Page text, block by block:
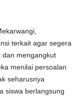
terkait agar segera
dan mengangkut
menilai persoalan
seharusnya
siswa berlangsung